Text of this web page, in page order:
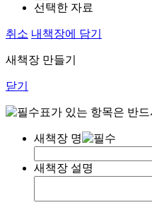
선택한 자료
취소 내책장에 담기
새책장 만들기
닫기
표가 있는 항목은 반
새책장 명
새책장 설명